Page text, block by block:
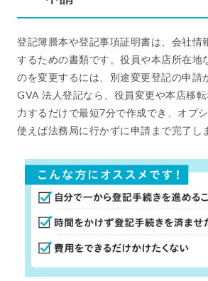
登記簿謄本や登記事項証明書は、会社情
するための書類です。役員や本店所在地
のを変更するには、別途変更登記の申請
GVA 法人登記なら、役員変更や本店移
力するだけで最短7分で作成でき、オプ
使えば法務局に行かずに申請まで完了し